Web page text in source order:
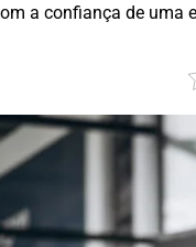
a confiança de uma